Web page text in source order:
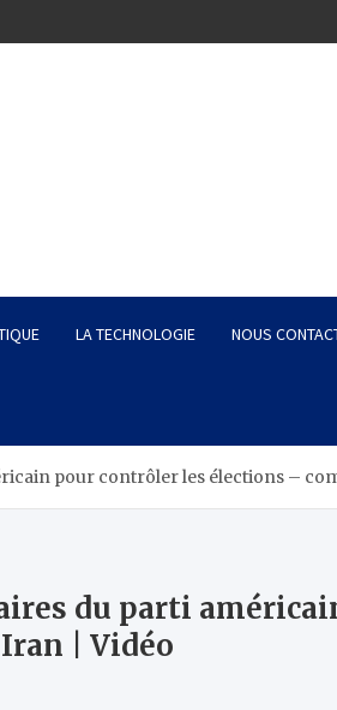
LA TECHNOLOGIE NOUS
pour contrôler les élections –
du parti
| Vidéo